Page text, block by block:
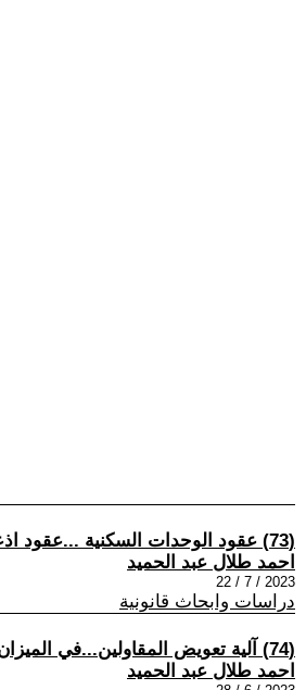
(73) عقود الوحدات السكنية ...عقود اذعان ...
احمد طلال عبد الحميد
2023 / 7 / 22
دراسات وابحاث قانونية
(74) آلية تعويض المقاولين...في الميزان
احمد طلال عبد الحميد